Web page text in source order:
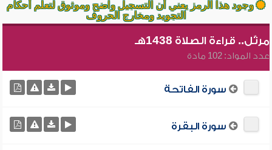
وجود هذا الرمز يعني أن التسجيل واضح وموثوق لتعلم أحكام
التجويد ومخارج الحروف
مرتّل.. قراءة الصلاة 1438هـ
عدد المواد: 102 مادة
سورة الفاتحة
سورة البقرة